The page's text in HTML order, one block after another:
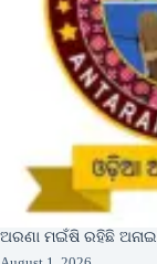
ଅରଣା ମଇଁଷି ରହିଛି ଅନାଇ